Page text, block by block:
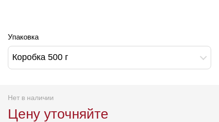
Упаковка
Коробка 500 г
Нет в наличии
Цену уточняйте